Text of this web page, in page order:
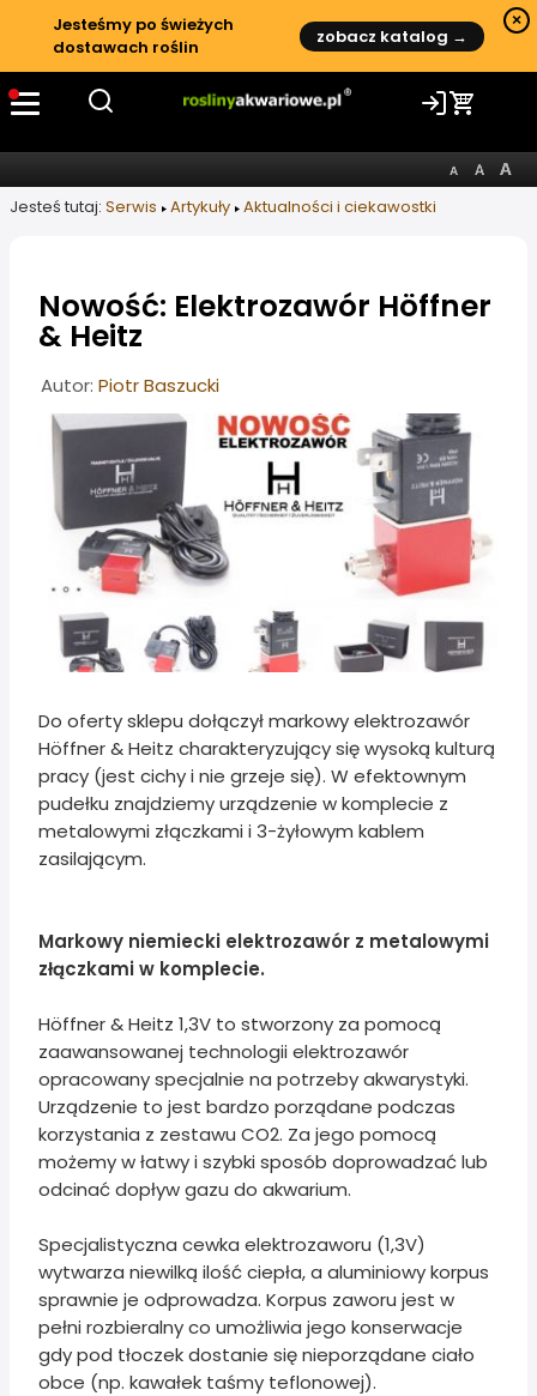
Jesteśmy po świeżych
dostawach roślin
zobacz katalog →
×
Jesteś tutaj: Serwis Artykuły Aktualności i ciekawostki
Nowość: Elektrozawór Höffner
& Heitz
Informacje o artykule
Autor: Piotr Baszucki
Do oferty sklepu dołączył markowy elektrozawór
Höffner & Heitz charakteryzujący się wysoką kulturą
pracy (jest cichy i nie grzeje się). W efektownym
pudełku znajdziemy urządzenie w komplecie z
metalowymi złączkami i 3-żyłowym kablem
zasilającym.
Markowy niemiecki elektrozawór z metalowymi
złączkami w komplecie.
Höffner & Heitz 1,3V to stworzony za pomocą
zaawansowanej technologii elektrozawór
opracowany specjalnie na potrzeby akwarystyki.
Urządzenie to jest bardzo porządane podczas
korzystania z zestawu CO2. Za jego pomocą
możemy w łatwy i szybki sposób doprowadzać lub
odcinać dopływ gazu do akwarium.
Specjalistyczna cewka elektrozaworu (1,3V)
wytwarza niewilką ilość ciepła, a aluminiowy korpus
sprawnie je odprowadza. Korpus zaworu jest w
pełni rozbieralny co umożliwia jego konserwacje
gdy pod tłoczek dostanie się nieporządane ciało
obce (np. kawałek taśmy teflonowej).